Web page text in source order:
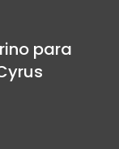
para